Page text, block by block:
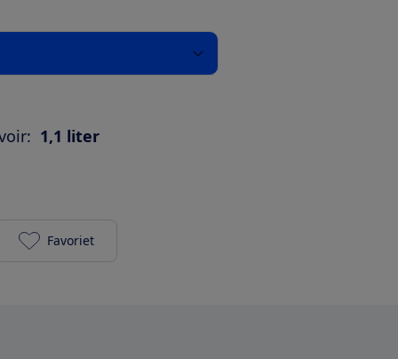
1,1 liter
Melitta Look V Timer Therm 1025-17 toevoegen
Favoriet